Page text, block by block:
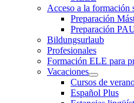
Acceso a la formación
Preparación
Preparación
Bildungsurlaub
Profesionales
Formación ELE para
Vacaciones
Cursos de
Español Plus